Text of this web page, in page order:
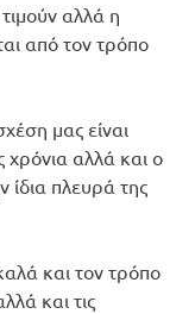
αλλά η
από τον τρόπο
μας είναι
αλλά και ο
ίδια πλευρά της
και τον τρόπο
και τις